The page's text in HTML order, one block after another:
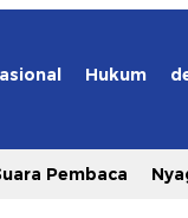
Hukum
Pembaca